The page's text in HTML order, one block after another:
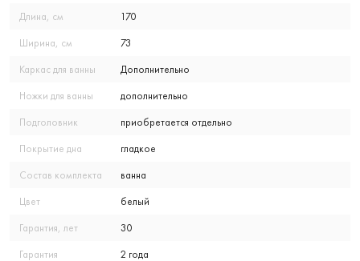
Длина, см 170
Ширина, см 73
Каркас для ванны Дополнительно
Ножки для ванны дополнительно
Подголовник приобретается отдельно
Покрытие дна гладкое
Состав комплекта ванна
Цвет белый
Гарантия, лет 30
Гарантия 2 года